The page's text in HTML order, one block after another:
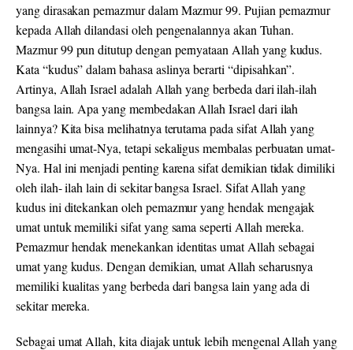
yang dirasakan pemazmur dalam Mazmur 99. Pujian pemazmur
kepada Allah dilandasi oleh pengenalannya akan Tuhan.
Mazmur 99 pun ditutup dengan pernyataan Allah yang kudus.
Kata “kudus”dalam bahasa aslinya berarti “dipisahkan”.
Artinya, Allah Israel adalah Allah yang berbeda dari ilah-ilah
bangsa lain. Apa yang membedakan Allah Israel dari ilah
lainnya? Kita bisa melihatnya terutama pada sifat Allah yang
mengasihi umat-Nya, tetapi sekaligus membalas perbuatan umat-
Nya. Hal ini menjadi penting karena sifat demikian tidak dimiliki
oleh ilah- ilah lain di sekitar bangsa Israel. Sifat Allah yang
kudus ini ditekankan oleh pemazmur yang hendak mengajak
umat untuk memiliki sifat yang sama seperti Allah mereka.
Pemazmur hendak menekankan identitas umat Allah sebagai
umat yang kudus. Dengan demikian, umat Allah seharusnya
memiliki kualitas yang berbeda dari bangsa lain yang ada di
sekitar mereka.
Sebagai umat Allah, kita diajak untuk lebih mengenal Allah yang